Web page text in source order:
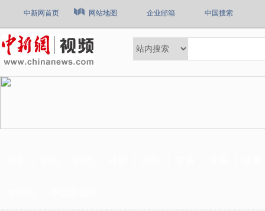
中新网首页 网站地图 企业邮箱 中国搜索